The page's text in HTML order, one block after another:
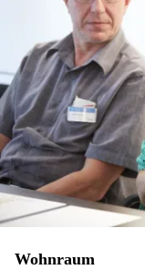
Wohnraum